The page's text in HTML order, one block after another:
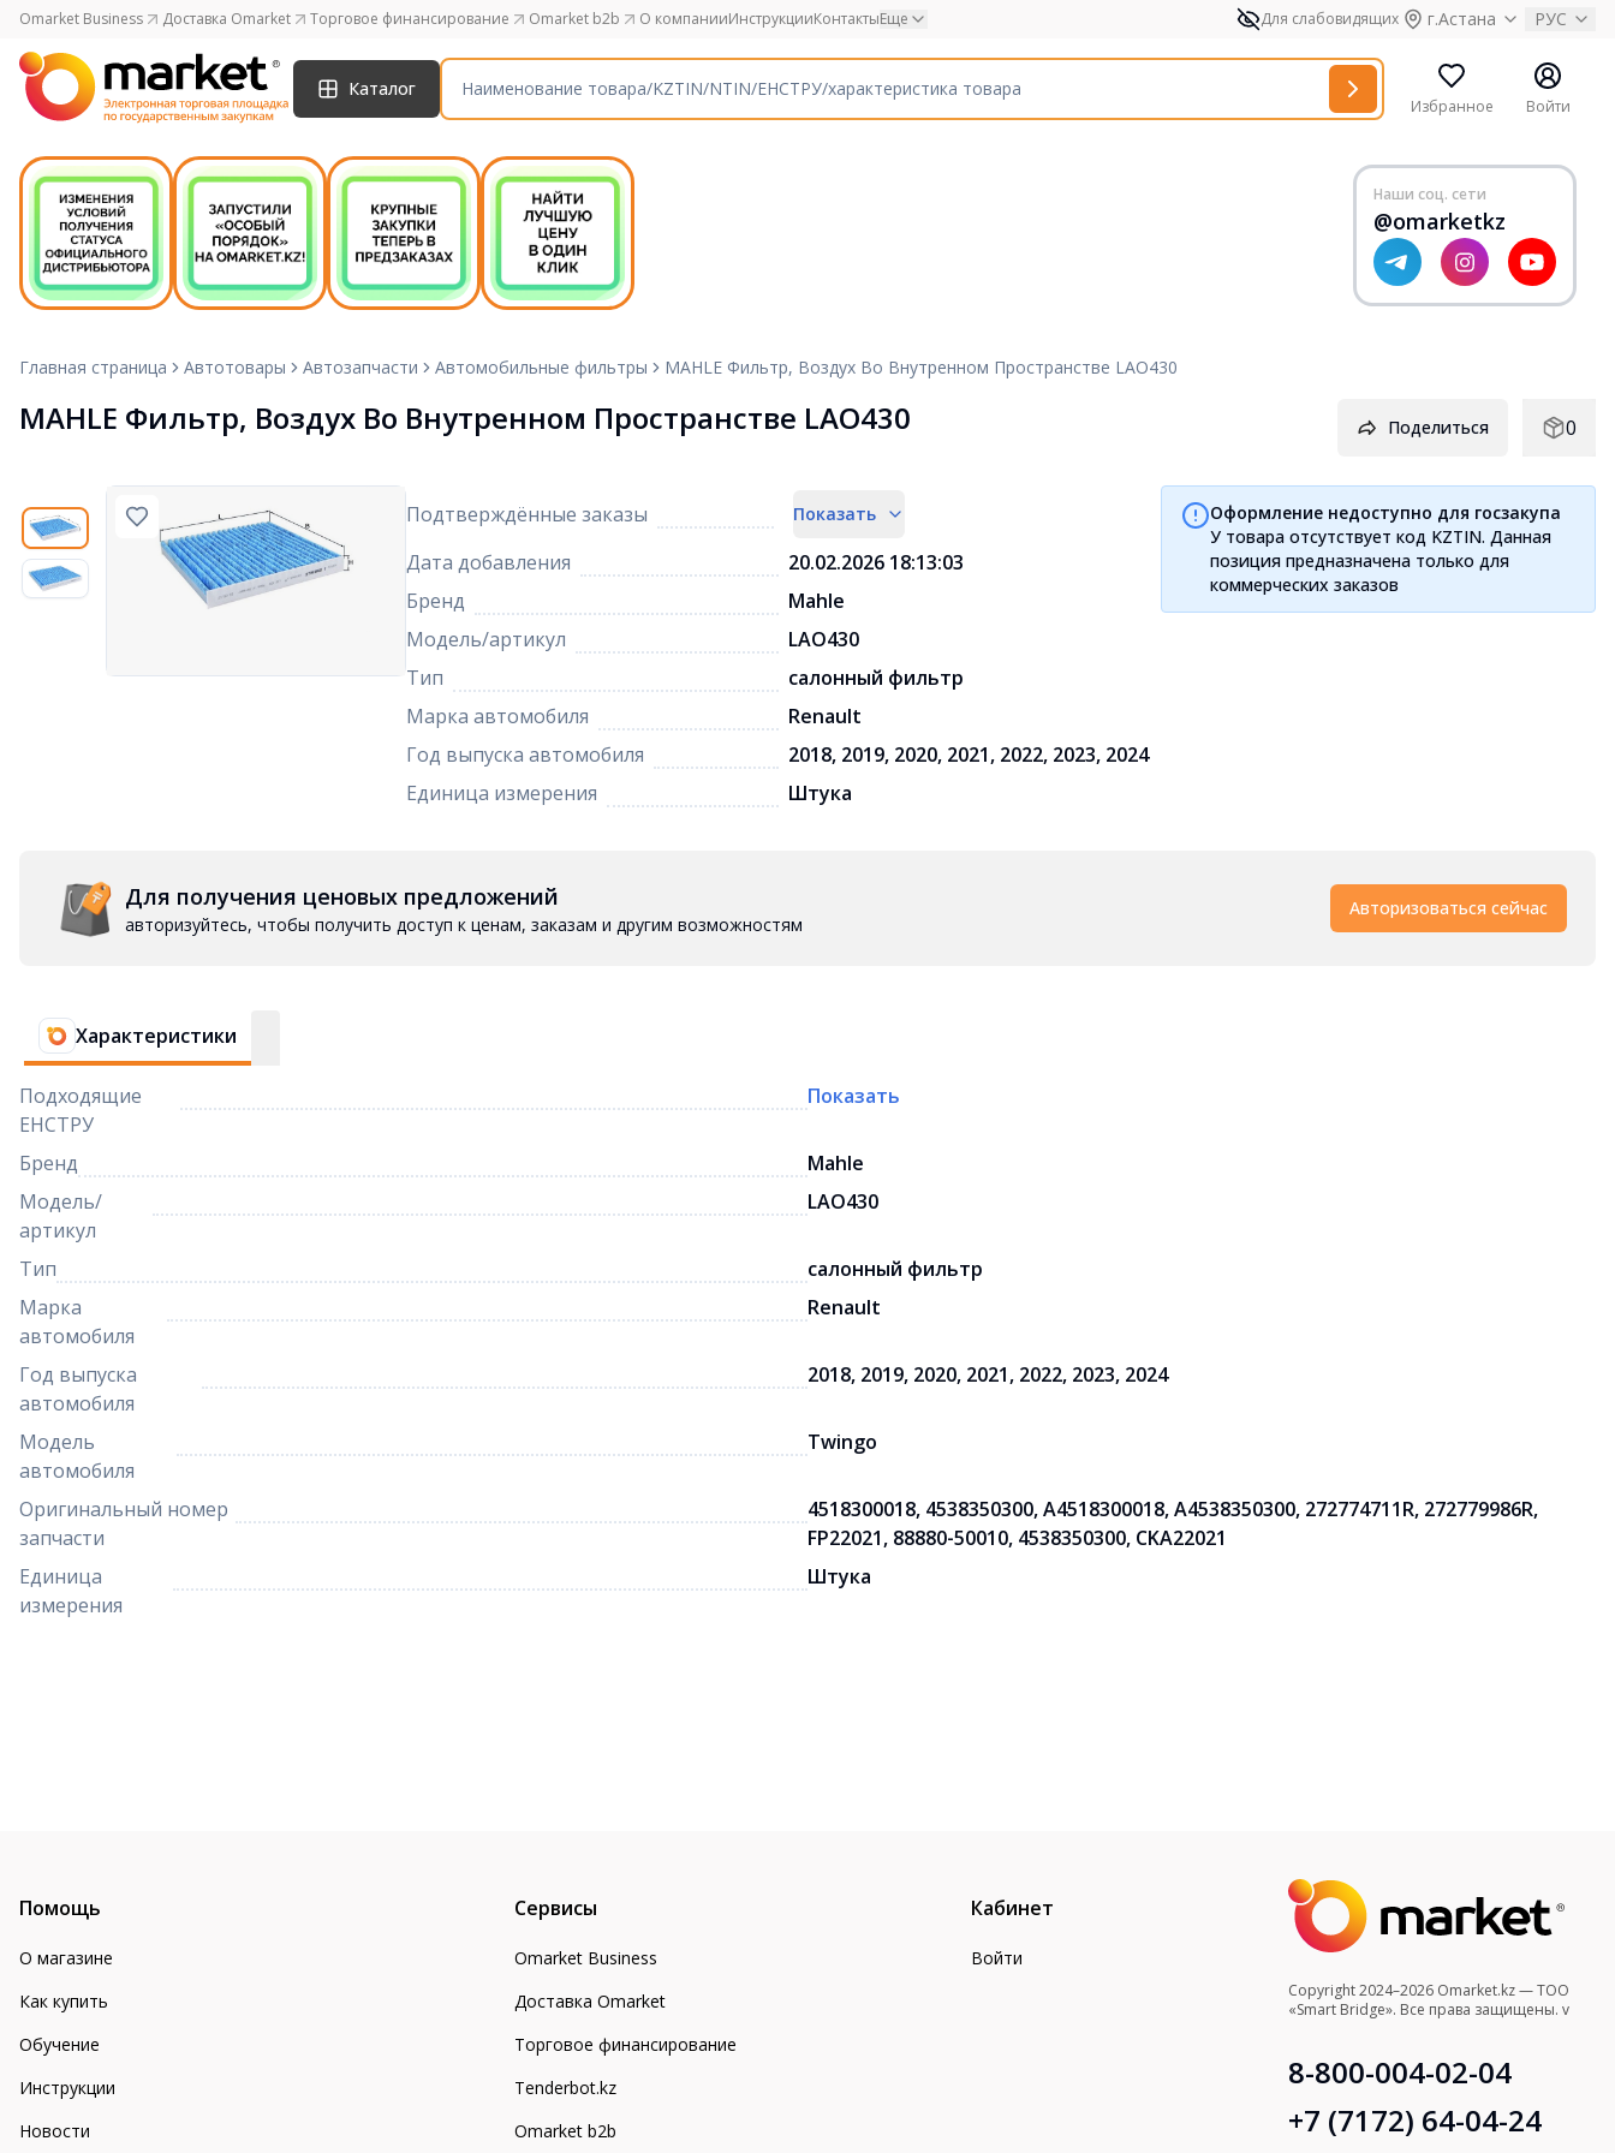
Omarket Business Доставка Omarket Торговое финансирование Omarket b2b О компанииИнструкцииКонтактыЕще Для слабовидящих г.Астана РУС
Каталог
Избранное Войти
Наши соц. сети
@omarketkz
Главная страница Автотовары Автозапчасти Автомобильные фильтры MAHLE Фильтр, Воздух Во Внутренном Пространстве LAO430
MAHLE Фильтр, Воздух Во Внутренном Пространстве LAO430 Поделиться 0
Подтверждённые заказы Показать
Дата добавления
20.02.2026 18:13:03
Бренд
Mahle
Модель/артикул
LAO430
Тип
салонный фильтр
Марка автомобиля
Renault
Год выпуска автомобиля
2018, 2019, 2020, 2021, 2022, 2023, 2024
Единица измерения
Штука
Оформление недоступно для госзакупа
У товара отсутствует код KZTIN. Данная
позиция предназначена только для
коммерческих заказов
Для получения ценовых предложений
авторизуйтесь, чтобы получить доступ к ценам, заказам и другим возможностям
Авторизоваться сейчас
Характеристики
Подходящие
ЕНСТРУ
Показать
Бренд
Mahle
Модель/
артикул
LAO430
Тип
салонный фильтр
Марка
автомобиля
Renault
Год выпуска
автомобиля
2018, 2019, 2020, 2021, 2022, 2023, 2024
Модель
автомобиля
Twingo
Оригинальный номер
запчасти
4518300018, 4538350300, A4518300018, A4538350300, 272774711R, 272779986R,
FP22021, 88880-50010, 4538350300, CKA22021
Единица
измерения
Штука
Помощь
О магазине
Как купить
Обучение
Инструкции
Новости
Сервисы
Omarket Business
Доставка Omarket
Торговое финансирование
Tenderbot.kz
Omarket b2b
Кабинет
Войти
Copyright 2024–2026 Omarket.kz — ТОО
«Smart Bridge». Все права защищены. v
8-800-004-02-04
+7 (7172) 64-04-24